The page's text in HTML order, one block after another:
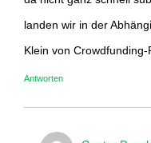
landen wir in der
Klein von Crowdfunding-
Antworten